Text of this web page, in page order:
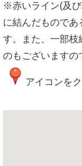
※赤いライン(及
に結んだものであ
す。また、一部枝
のもございますの
アイコンを